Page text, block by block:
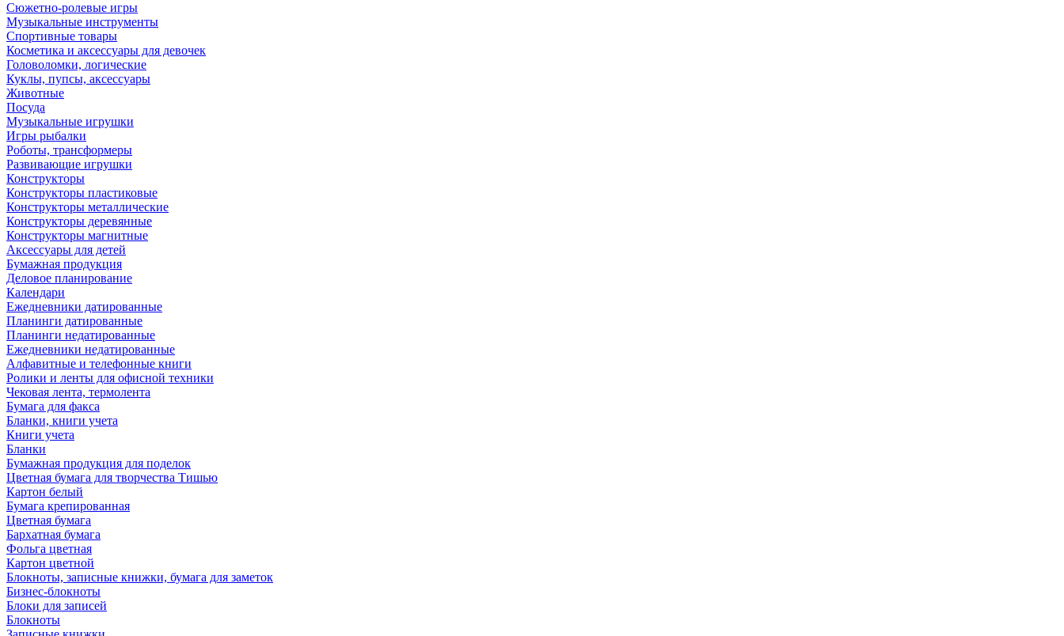
Сюжетно-ролевые игры
Музыкальные инструменты
Спортивные товары
Косметика и аксессуары для девочек
Головоломки, логические
Куклы, пупсы, аксессуары
Животные
Посуда
Музыкальные игрушки
Игры рыбалки
Роботы, трансформеры
Развивающие игрушки
Конструкторы
Конструкторы пластиковые
Конструкторы металлические
Конструкторы деревянные
Конструкторы магнитные
Аксессуары для детей
Бумажная продукция
Деловое планирование
Календари
Ежедневники датированные
Планинги датированные
Планинги недатированные
Ежедневники недатированные
Алфавитные и телефонные книги
Ролики и ленты для офисной техники
Чековая лента, термолента
Бумага для факса
Бланки, книги учета
Книги учета
Бланки
Бумажная продукция для поделок
Цветная бумага для творчества Тишью
Картон белый
Бумага крепированная
Цветная бумага
Бархатная бумага
Фольга цветная
Картон цветной
Блокноты, записные книжки, бумага для заметок
Бизнес-блокноты
Блоки для записей
Блокноты